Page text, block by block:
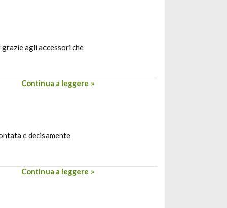
agli accessori che
Continua a leggere »
e decisamente
Continua a leggere »